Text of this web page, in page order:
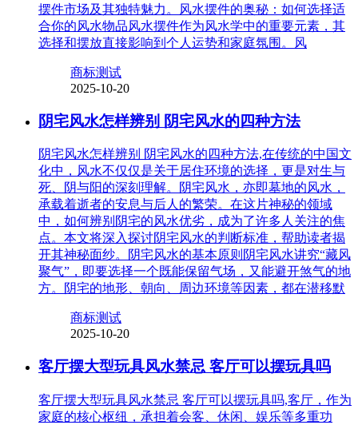
摆件市场及其独特魅力。风水摆件的奥秘：如何选择适
合你的风水物品风水摆件作为风水学中的重要元素，其
选择和摆放直接影响到个人运势和家庭氛围。风
商标测试
2025-10-20
阴宅风水怎样辨别 阴宅风水的四种方法
阴宅风水怎样辨别 阴宅风水的四种方法,在传统的中国文
化中，风水不仅仅是关于居住环境的选择，更是对生与
死、阴与阳的深刻理解。阴宅风水，亦即墓地的风水，
承载着逝者的安息与后人的繁荣。在这片神秘的领域
中，如何辨别阴宅的风水优劣，成为了许多人关注的焦
点。本文将深入探讨阴宅风水的判断标准，帮助读者揭
开其神秘面纱。阴宅风水的基本原则阴宅风水讲究“藏风
聚气”，即要选择一个既能保留气场，又能避开煞气的地
方。阴宅的地形、朝向、周边环境等因素，都在潜移默
商标测试
2025-10-20
客厅摆大型玩具风水禁忌 客厅可以摆玩具吗
客厅摆大型玩具风水禁忌 客厅可以摆玩具吗,客厅，作为
家庭的核心枢纽，承担着会客、休闲、娱乐等多重功